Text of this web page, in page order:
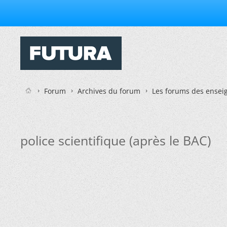
Forum Archives du forum Les forums des
police scientifique (après le BAC)